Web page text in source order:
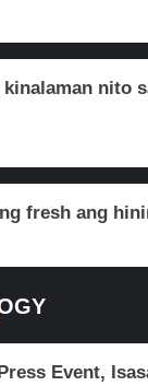
nito
fresh ang
Event,